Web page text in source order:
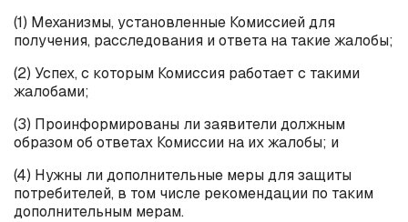
(1) Механизмы, установленные Комиссией для
получения, расследования и ответа на такие жалобы;
(2) Успех, с которым Комиссия работает с такими
жалобами;
(3) Проинформированы ли заявители должным
образом об ответах Комиссии на их жалобы; и
(4) Нужны ли дополнительные меры для защиты
потребителей, в том числе рекомендации по таким
дополнительным мерам.